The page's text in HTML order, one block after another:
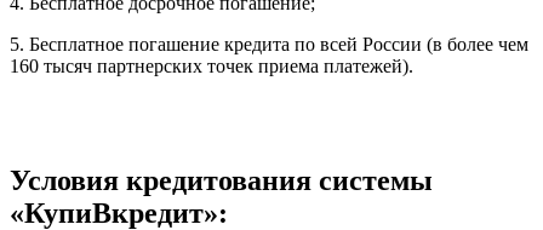
5. Бесплатное погашение кредита по всей России (в более чем
160 тысяч партнерских точек приема платежей).
Условия кредитования системы
«КупиВкредит»: